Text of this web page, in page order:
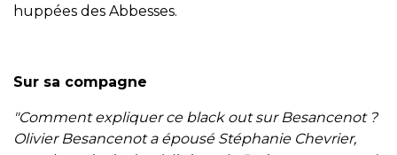
huppées des Abbesses.
Sur sa compagne
"Comment expliquer ce black out sur Besancenot ?
Olivier Besancenot a épousé Stéphanie Chevrier,